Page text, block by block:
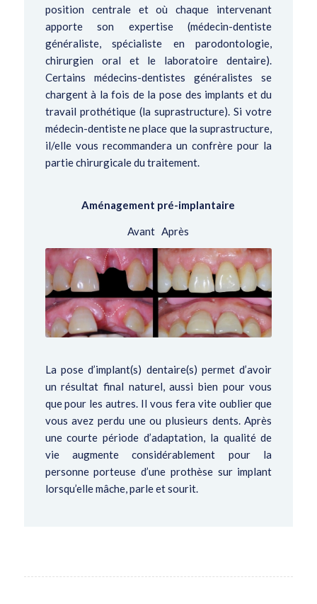
position centrale et où chaque intervenant
apporte son expertise (médecin-dentiste
généraliste, spécialiste en parodontologie,
chirurgien oral et le laboratoire dentaire).
Certains médecins-dentistes généralistes se
chargent à la fois de la pose des implants et du
travail prothétique (la suprastructure). Si votre
médecin-dentiste ne place que la suprastructure,
il/elle vous recommandera un confrère pour la
partie chirurgicale du traitement.
Aménagement pré-implantaire
Avant Après
La pose d’implant(s) dentaire(s) permet d’avoir
un résultat final naturel, aussi bien pour vous
que pour les autres. Il vous fera vite oublier que
vous avez perdu une ou plusieurs dents. Après
une courte période d’adaptation, la qualité de
vie augmente considérablement pour la
personne porteuse d’une prothèse sur implant
lorsqu’elle mâche, parle et sourit.